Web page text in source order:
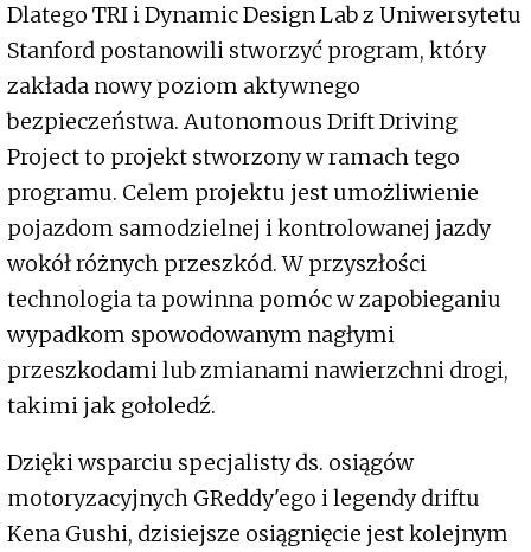
Dlatego TRI i Dynamic Design Lab z Uniwersytetu
Stanford postanowili stworzyć program, który
zakłada nowy poziom aktywnego
bezpieczeństwa. Autonomous Drift Driving
Project to projekt stworzony w ramach tego
programu. Celem projektu jest umożliwienie
pojazdom samodzielnej i kontrolowanej jazdy
wokół różnych przeszkód. W przyszłości
technologia ta powinna pomóc w zapobieganiu
wypadkom spowodowanym nagłymi
przeszkodami lub zmianami nawierzchni drogi,
takimi jak gołoledź.
Dzięki wsparciu specjalisty ds. osiągów
motoryzacyjnych GReddy'ego i legendy driftu
Kena Gushi, dzisiejsze osiągnięcie jest kolejnym